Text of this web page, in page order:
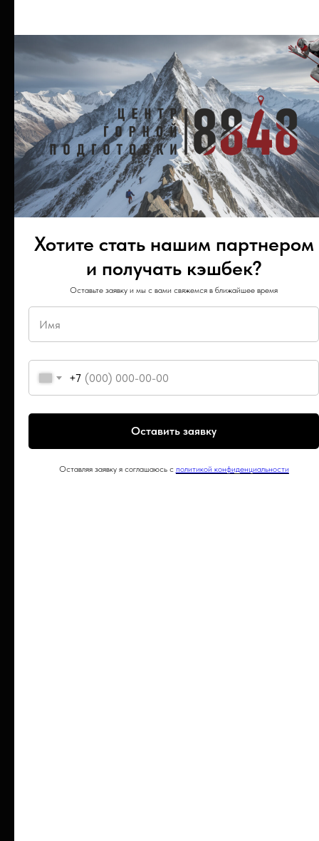
Хотите стать нашим партнером
и получать кэшбек?
Оставьте заявку и мы с вами свяжемся в ближайшее время
+7
Оставить заявку
Оставляя заявку я соглашаюсь с политикой конфиденциальности